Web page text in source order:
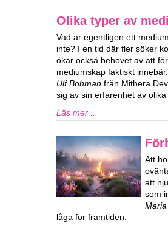
Olika typer av
Vad är egentligen ett
inte? I en tid där fler söker
ökar också behovet av att
mediumskap faktiskt
Ulf Bohman från Mithera
sig av sin erfarenhet av
Läs mer ...
Att
att
som
låga för framtiden.